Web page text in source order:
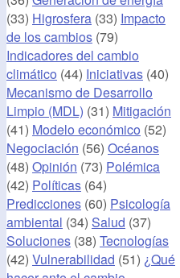
(33) Higrosfera (33) Impacto
de los cambios (79)
Indicadores del cambio
climático (44) Iniciativas (40)
Mecanismo de Desarrollo
Limpio (MDL) (31) Mitigación
(41) Modelo económico (52)
Negociación (56) Océanos
(48) Opinión (73) Polémica
(42) Políticas (64)
Predicciones (60) Psicología
ambiental (34) Salud (37)
Soluciones (38) Tecnologías
(42) Vulnerabilidad (51) ¿Qué